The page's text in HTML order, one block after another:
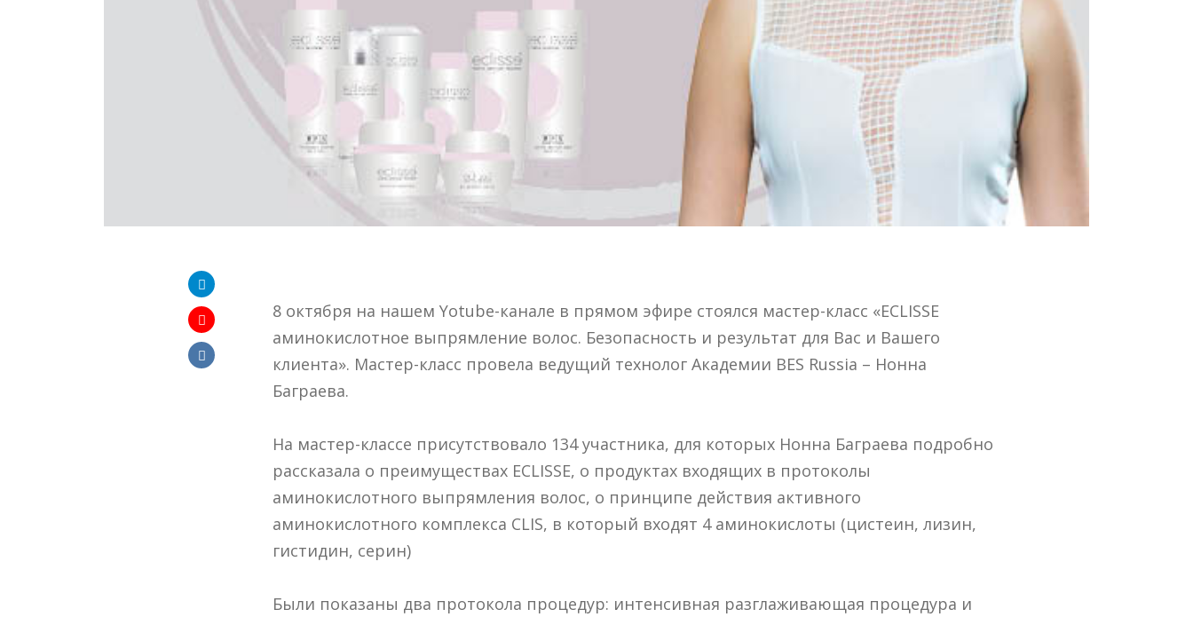
8 октября на нашем Yotube-канале в прямом эфире стоялся мастер-класс «ECLISSE
аминокислотное выпрямление волос. Безопасность и результат для Вас и Вашего
клиента». Мастер-класс провела ведущий технолог Академии BES Russia – Нонна
Баграева.
На мастер-классе присутствовало 134 участника, для которых Нонна Баграева подробно
рассказала о преимуществах ECLISSE, о продуктах входящих в протоколы
аминокислотного выпрямления волос, о принципе действия активного
аминокислотного комплекса CLIS, в который входят 4 аминокислоты (цистеин, лизин,
гистидин, серин)
Были показаны два протокола процедур: интенсивная разглаживающая процедура и